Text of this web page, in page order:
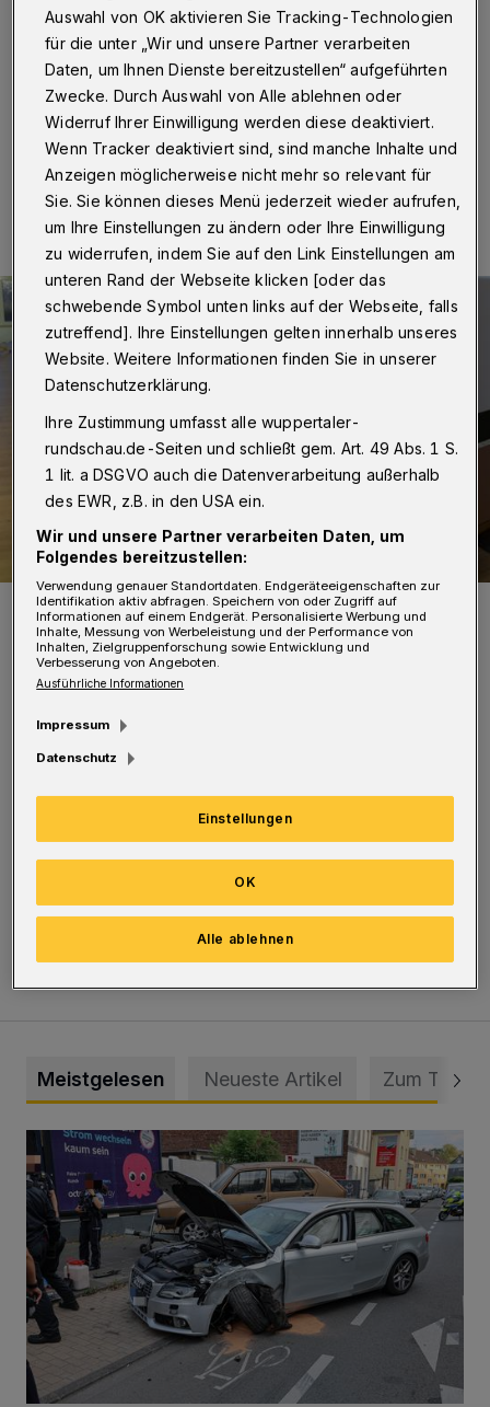
Wuppertal·Lilly Lückerath und Jannek Weber sitzen
Probe. Ihr Urteil: Die "Schwebelounge" ist bequem und
ein echter Hingucker. Die Liege haben Schüler des
Wilhem-Dörpfeld-Gymnasiums selbst entworfen.
18.02.2018 , 13:00 Uhr Eine Minute Lesezeit
Lilly Lückerath und Jannek Weber.
Foto: Wuppertaler Rundschau / Simone Bahrmann
Nun suchen sie Sponsoren, um die Entwürfe
produzieren lassen zu können. Dann könnten
im Oktober, wenn die Umbauarbeiten
abgeschlossen sind, samt den Schülern auch
ihre selbst entworfenen Möbelstücke am
Johannisberg mit einziehen.
Meistgelesen Neueste Artikel Zum Thema
Schwerer Unfall mit 2,48 Promille
Auswahl von OK aktivieren Sie Tracking-Technologien
für die unter „Wir und unsere Partner verarbeiten
Daten, um Ihnen Dienste bereitzustellen“ aufgeführten
Zwecke. Durch Auswahl von Alle ablehnen oder
Widerruf Ihrer Einwilligung werden diese deaktiviert.
Wenn Tracker deaktiviert sind, sind manche Inhalte und
Anzeigen möglicherweise nicht mehr so relevant für
Sie. Sie können dieses Menü jederzeit wieder aufrufen,
um Ihre Einstellungen zu ändern oder Ihre Einwilligung
zu widerrufen, indem Sie auf den Link Einstellungen am
unteren Rand der Webseite klicken [oder das
schwebende Symbol unten links auf der Webseite, falls
zutreffend]. Ihre Einstellungen gelten innerhalb unseres
Website. Weitere Informationen finden Sie in unserer
Datenschutzerklärung.
Ihre Zustimmung umfasst alle wuppertaler-
rundschau.de-Seiten und schließt gem. Art. 49 Abs. 1 S.
1 lit. a DSGVO auch die Datenverarbeitung außerhalb
des EWR, z.B. in den USA ein.
Wir und unsere Partner verarbeiten Daten, um
Folgendes bereitzustellen:
Verwendung genauer Standortdaten. Endgeräteeigenschaften zur
Identifikation aktiv abfragen. Speichern von oder Zugriff auf
Informationen auf einem Endgerät. Personalisierte Werbung und
Inhalte, Messung von Werbeleistung und der Performance von
Inhalten, Zielgruppenforschung sowie Entwicklung und
Verbesserung von Angeboten.
Ausführliche Informationen
Impressum
Datenschutz
Einstellungen
Alle ablehnen
OK